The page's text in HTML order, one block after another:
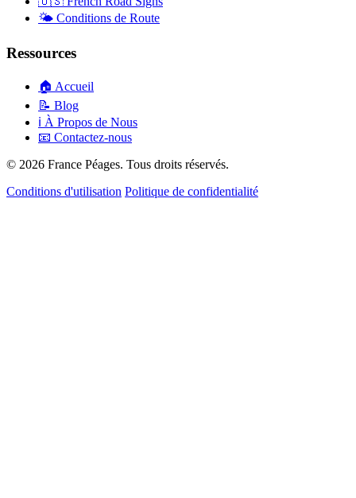
🌤️ Conditions de Route
Ressources
🏠 Accueil
📝 Blog
ℹ️ À Propos de Nous
📧 Contactez-nous
© 2026 France Péages. Tous droits réservés.
Conditions d'utilisation Politique de confidentialité